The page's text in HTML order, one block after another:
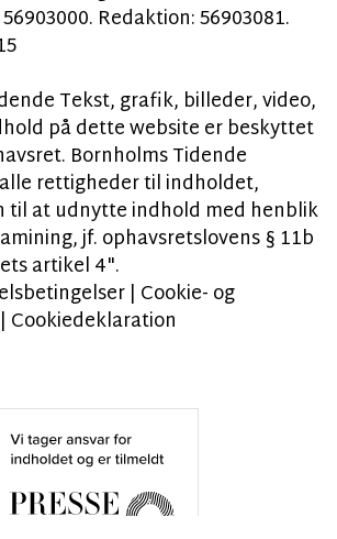
Redaktion: 56903081.
Tekst, grafik, billeder, video,
på dette website er beskyttet
Bornholms Tidende
rettigheder til indholdet,
til at udnytte indhold med henblik
jf. ophavsretslovens § 11b
artikel 4".
| Cookie- og
| Cookiedeklaration